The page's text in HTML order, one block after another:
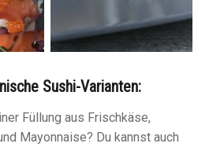
Sushi-Varianten:
Füllung aus Frischkäse,
Mayonnaise? Du kannst auch